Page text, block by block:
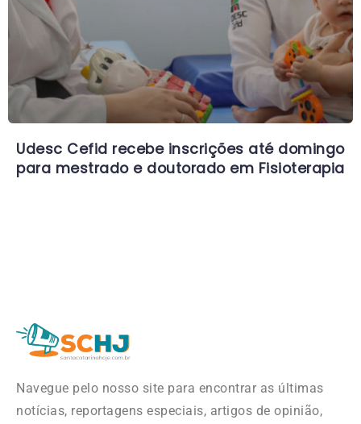
Udesc Cefid recebe inscrições até domingo
para mestrado e doutorado em Fisioterapia
Navegue pelo nosso site para encontrar as últimas
notícias, reportagens especiais, artigos de opinião,